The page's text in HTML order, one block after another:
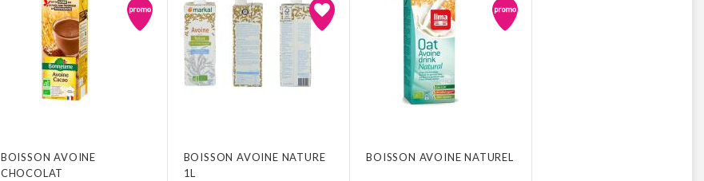
BOISSON AVOINE
CHOCOLAT
BOISSON AVOINE NATURE
1L
BOISSON AVOINE NATUREL